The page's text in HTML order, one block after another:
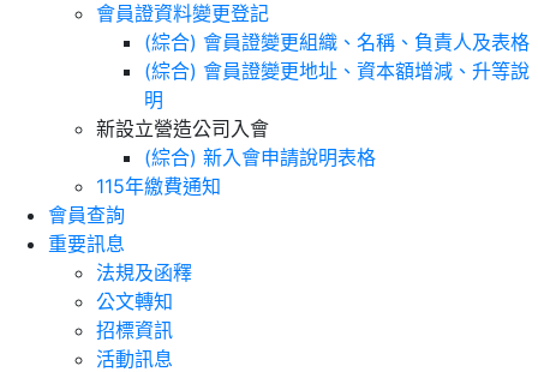
會員證資料變更登記
(綜合) 會員證變更組織、名稱、負責人及表格
(綜合) 會員證變更地址、資本額增減、升等說
明
新設立營造公司入會
(綜合) 新入會申請說明表格
115年繳費通知
會員查詢
重要訊息
法規及函釋
公文轉知
招標資訊
活動訊息